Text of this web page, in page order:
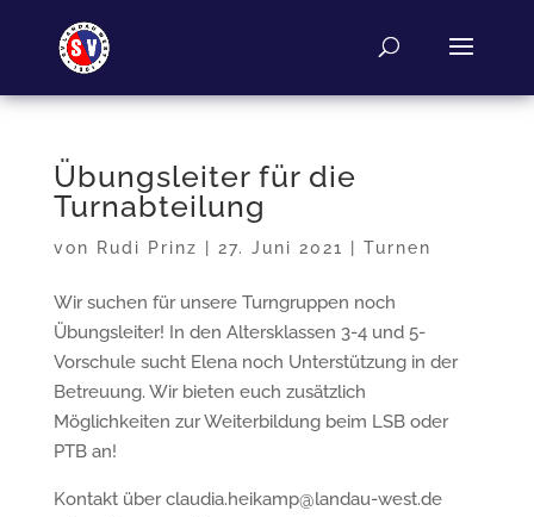
Übungsleiter für die
Turnabteilung
von Rudi Prinz 27. Juni 2021 Turnen
Wir suchen für unsere Turngruppen noch
Übungsleiter! In den Altersklassen 3-4 und 5-
Vorschule sucht Elena noch Unterstützung in der
Betreuung. Wir bieten euch zusätzlich
Möglichkeiten zur Weiterbildung beim LSB oder
PTB an!
Kontakt über claudia.heikamp@landau-west.de